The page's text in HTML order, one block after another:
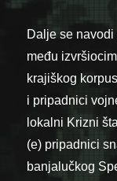
Dalje se
među
krajiškog
i pripadnici
lokalni Krizni
(e) pripadnici
banjalučkog